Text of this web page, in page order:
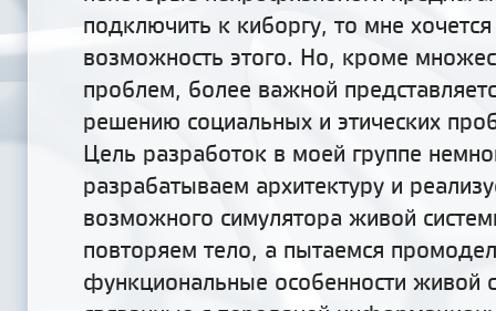
подключить к киборгу, то мне
возможность этого. Но, кроме
проблем, более важной
решению социальных и этических
Цель разработок в моей группе
разрабатываем архитектуру и
возможного симулятора живой
повторяем тело, а пытаемся
функциональные особенности живой